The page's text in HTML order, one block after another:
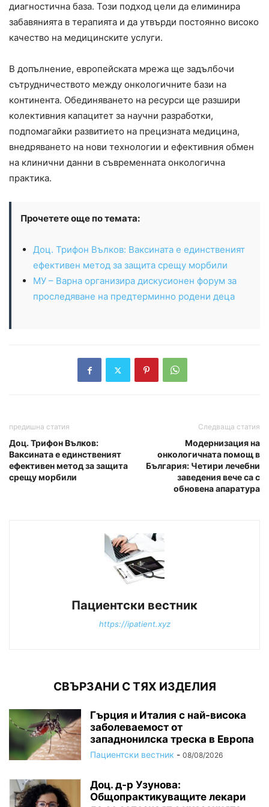
диагностична база. Този подход цели да елиминира
забавянията в терапията и да утвърди постоянно високо
качество на медицинските услуги.
В допълнение, европейската мрежа ще задълбочи
сътрудничеството между онкологичните бази на
континента. Обединяването на ресурси ще разшири
колективния капацитет за научни разработки,
подпомагайки развитието на прецизната медицина,
внедряването на нови технологии и ефективния обмен
на клинични данни в съвременната онкологична
практика.
Прочетете още по темата:
Доц. Трифон Вълков: Ваксината е единственият
ефективен метод за защита срещу морбили
МУ – Варна организира дискусионен форум за
проследяване на предтерминно родени деца
предишна статия
Доц. Трифон Вълков:
Ваксината е единственият
ефективен метод за защита
срещу морбили
Следваща статия
Модернизация на
онкологичната помощ в
България: Четири лечебни
заведения вече са с
обновена апаратура
Пациентски вестник
https://ipatient.xyz
СВЪРЗАНИ С ТЯХ ИЗДЕЛИЯ
Гърция и Италия с най-висока
заболеваемост от
западнонилска треска в Европа
Пациентски вестник - 08/08/2026
Доц. д-р Узунова:
Общопрактикуващите лекари